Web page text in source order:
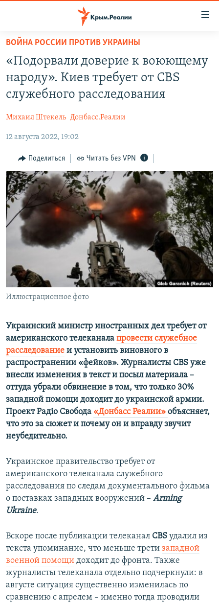
Вернуться
основному
содержанию
Вернутся
главной
Вернутся
поиску
СПЕЦПРОЕКТЫ
11 ЛЕТ ОККУПАЦИИ КРЫМА. 11 ИСТОРИЙ СОПРОТИВЛЕНИЯ
ВОДА
ЕЩЕ
ИНТЕРАКТИВ
ИНФОГРАФИКА
ТЕЛЕПРОЕКТ КРЫМ.РЕАЛИИ
СОВЕТЫ ПРАВОЗАЩИТНИКОВ
ПРОПАВШИЕ БЕЗ ВЕСТИ
ПОБЕДИТЕЛЕЙ НЕ СУДЯТ?
КРЫМ.НЕПОКОРЕННЫЙ
ELIFBE
УКРАИНСКАЯ ПРОБЛЕМА КРЫМА
РАДІО СВОБОДА
КАК ОБОЙТИ БЛОКИРОВКУ
Українською
Qırımtatar
ПРИСОЕДИНЯЙТЕСЬ!
Все сайты RFE/RL
ВОЙНА РОССИИ ПРОТИВ УКРАИНЫ
«Подорвали доверие к воюющему
народу». Киев требует от CBS
служебного расследования
Михаил Штекель Донбасс.Реалии
12 августа 2022, 19:02
Поделиться Читать без VPN
Иллюстрационное фото
Украинский министр иностранных дел требует от
американского телеканала провести служебное
расследование и установить виновного в
распространении «фейков». Журналисты CBS уже
внесли изменения в текст и посыл материала –
оттуда убрали обвинение в том, что только 30%
западной помощи доходит до украинской армии.
Проект Радiо Свобода «Донбасс Реалии» объясняет,
что это за сюжет и почему он и вправду звучит
неубедительно.
Украинское правительство требует от
американского телеканала служебного
расследования по следам документального фильма
о поставках западных вооружений – Arming
Ukraine.
Вскоре после публикации телеканал CBS удалил из
текста упоминание, что меньше трети западной
военной помощи доходит до фронта. Также
журналисты телеканала отдельно подчеркнули: в
августе ситуация существенно изменилась по
сравнению с апрелем – именно тогда проводили